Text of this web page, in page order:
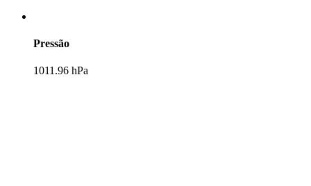
Pressão
1011.96 hPa